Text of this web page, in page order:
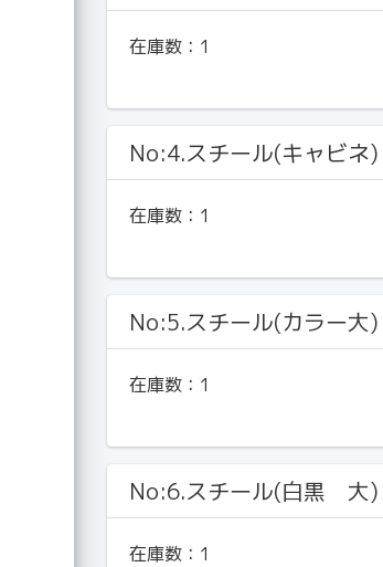
在庫数： 1
No:4.スチール(キャビネ)
在庫数： 1
No:5.スチール(カラー大)
在庫数： 1
No:6.スチール(白黒 大)
在庫数： 1